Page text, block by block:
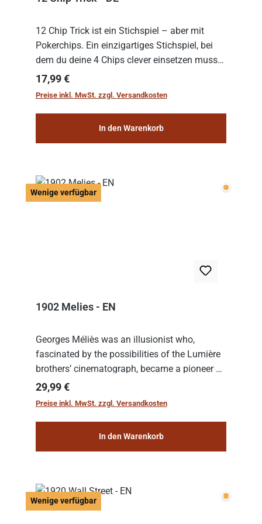
12 Chip Trick ist ein Stichspiel – aber mit
Pokerchips. Ein einzigartiges Stichspiel, bei
dem du deine 4 Chips clever einsetzen musst.
Wer die Chips mit dem höchsten Gesamtwert
hat, gewinnt die Runde. Aber Vorsicht: D...
Regulärer Preis:
17,99 €
Preise inkl. MwSt. zzgl. Versandkosten
In den Warenkorb
Wenige verfügbar Wenige
1902 Melies - EN
Georges Méliès was an illusionist who,
fascinated by the possibilities of the Lumière
brothers’ cinematograph, became a pioneer of
cinema. In 1902, he filmed his most famous
work: “Le Voyage dans la Lune” (“A Trip to...
Regulärer Preis:
29,99 €
Preise inkl. MwSt. zzgl. Versandkosten
In den Warenkorb
Wenige verfügbar Wenige